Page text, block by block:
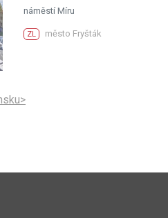
náměstí Míru
ZL město Fryšták